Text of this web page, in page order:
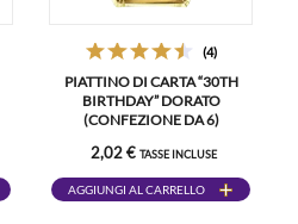
(4)
PIATTINO DI CARTA “30TH
BIRTHDAY” DORATO
(CONFEZIONE DA 6)
2,02 € TASSE INCLUSE
AGGIUNGI AL CARRELLO